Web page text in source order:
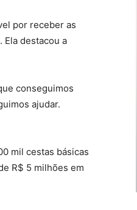
por receber as
Ela destacou a
conseguimos
ajudar.
mil cestas básicas
R$ 5 milhões em